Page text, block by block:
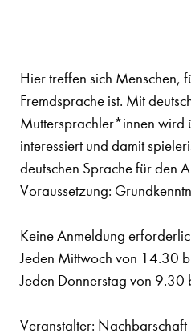
Hier treffen sich Menschen,
Fremdsprache ist. Mit
Muttersprachler*innen wird
interessiert und damit
deutschen Sprache für den
Voraussetzung:
Keine Anmeldung
Jeden Mittwoch von 14.30
Jeden Donnerstag von 9.30
Veranstalter: